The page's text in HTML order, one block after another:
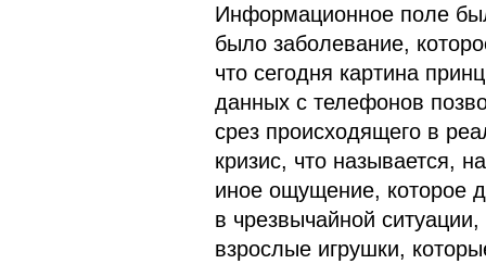
Информационное поле
было заболевание,
что сегодня картина
данных с телефонов
срез происходящего в
кризис, что называется,
иное ощущение, которое
в чрезвычайной
взрослые игрушки,